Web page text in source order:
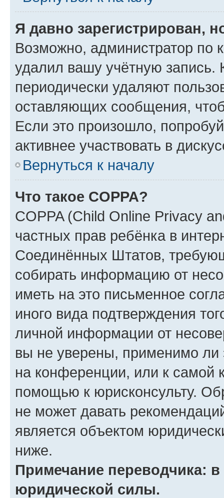
Я давно зарегистрирован,
Возможно, администратор по
удалил вашу учётную запись.
периодически удаляют
оставляющих сообщения,
Если это произошло,
активнее участвовать в
Вернуться к началу
Что такое COPPA?
COPPA (Child Online Privacy
частных прав ребёнка в
Соединённых Штатов,
собирать информацию от
иметь на это письменное
иного вида подтверждения
личной информации от
вы не уверены, применимо ли
на конференции, или к самой
помощью к юрисконсульту.
не может давать
является объектом
ниже.
Примечание переводчика:
юридической силы.